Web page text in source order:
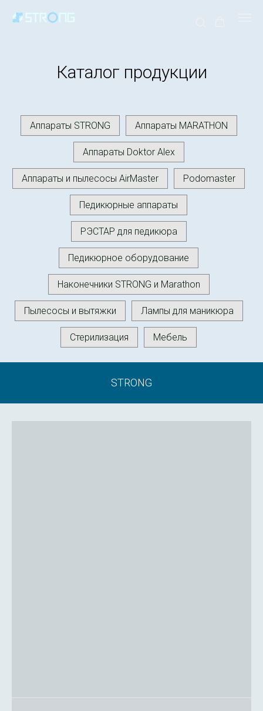
Каталог продукции
Аппараты STRONG Аппараты MARATHON
Аппараты Doktor Alex
Аппараты и пылесосы AirMaster Podomaster
Педикюрные аппараты
РЭСТАР для педикюра
Педикюрное оборудование
Наконечники STRONG и Marathon
Пылесосы и вытяжки Лампы для маникюра
Стерилизация Мебель
STRONG